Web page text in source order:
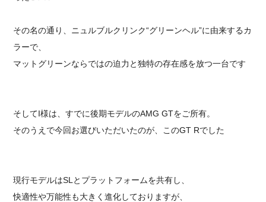
その名の通り、ニュルブルクリンク“グリーンヘル”に由来するカ
ラーで、
マットグリーンならではの迫力と独特の存在感を放つ一台です
そしてI様は、すでに後期モデルのAMG GTをご所有。
そのうえで今回お選びいただいたのが、このGT Rでした
現行モデルはSLとプラットフォームを共有し、
快適性や万能性も大きく進化しておりますが、